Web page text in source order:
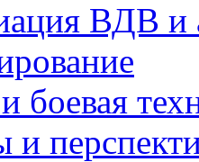
ВДВ и
боевая
и